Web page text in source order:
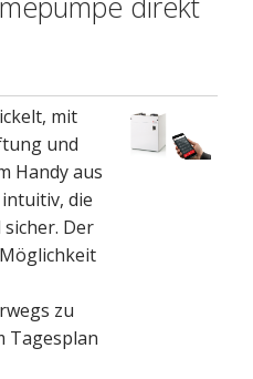
mit
und
Handy aus
die
Der
zu
Tagesplan